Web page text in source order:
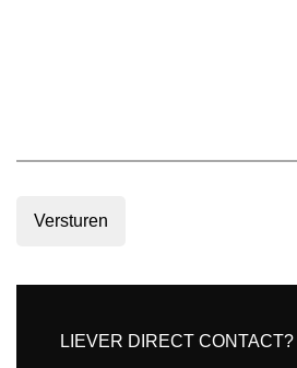
Versturen
LIEVER DIRECT CONTACT?